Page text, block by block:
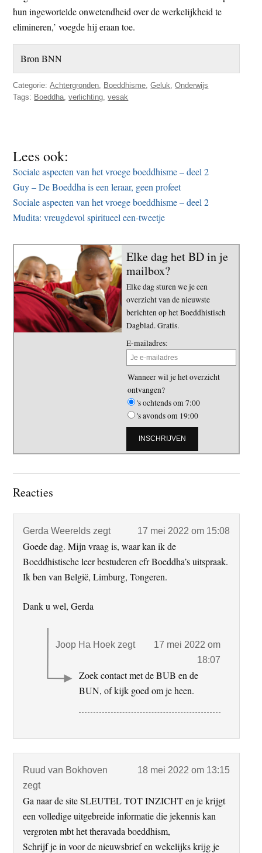
hun ingewortelde onwetendheid over de werkelijkheid te
elimineren,’ voegde hij eraan toe.
Bron BNN
Categorie:Achtergronden, Boeddhisme,Geluk,Onderwijs
Tags: Boeddha,verlichting,vesak
Lees ook:
Sociale aspecten van het vroege boeddhisme – deel 2
Guy – De Boeddha is een leraar, geen profeet
Sociale aspecten van het vroege boeddhisme – deel 2
Mudita: vreugdevol spiritueel een-tweetje
Elke dag het BD in je
mailbox?
Elke dag sturen we je een
overzicht van de nieuwste
berichten op het Boeddhistisch
Dagblad. Gratis.
E-mailadres:
Wanneer wil je het overzicht
ontvangen?
's ochtends om 7:00
's avonds om 19:00
Lees
Reacties
Gerda Weerelds zegt 17 mei 2022 om 15:08
Goede dag. Mijn vraag is, waar kan ik de
Boeddhistische leer bestuderen cfr Boeddha’s uitspraak.
Ik ben van België, Limburg, Tongeren.
Dank u wel, Gerda
Joop Ha Hoek zegt
17 mei 2022 om
18:07
Zoek contact met de BUB en de
BUN, of kijk goed om je heen.
Ruud van Bokhoven
zegt
18 mei 2022 om 13:15
Ga naar de site SLEUTEL TOT INZICHT en je krijgt
een volledige uitgebreide informatie die jekennis kan
vergroten mbt het theravada boeddhism,
Schrijf je in voor de nieuwsbrief en wekelijks krijg je